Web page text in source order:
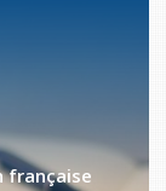
française